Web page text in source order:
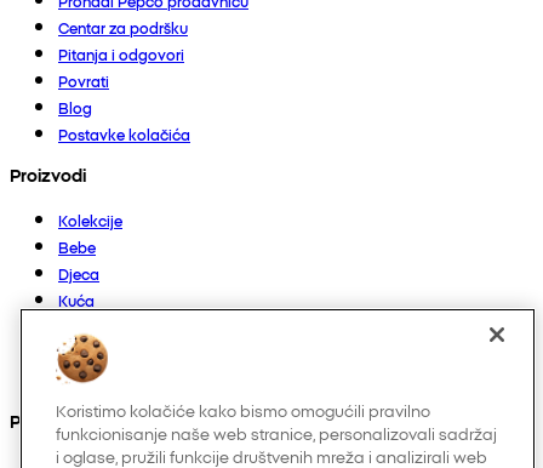
Centar za podršku
Pitanja i odgovori
Povrati
Blog
Postavke kolačića
Proizvodi
Kolekcije
Bebe
Djeca
Kuća
Muškarci
Ostalo
Pronađite nas na
Koristimo kolačiće kako bismo omogućili pravilno
funkcionisanje naše web stranice, personalizovali sadržaj
i oglase, pružili funkcije društvenih mreža i analizirali web